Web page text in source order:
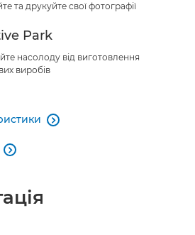
та друкуйте свої фотографії
Park
насолоду від виготовлення
виробів

